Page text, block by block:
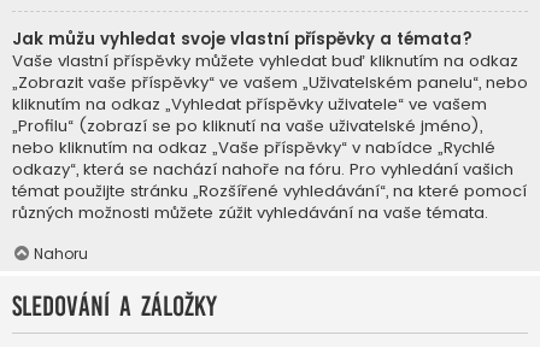
Jak můžu vyhledat svoje vlastní příspěvky a témata?
Vaše vlastní příspěvky můžete vyhledat buď kliknutím na odkaz
„Zobrazit vaše příspěvky“ ve vašem „Uživatelském panelu“, nebo
kliknutím na odkaz „Vyhledat příspěvky uživatele“ ve vašem
„Profilu“ (zobrazí se po kliknutí na vaše uživatelské jméno),
nebo kliknutím na odkaz „Vaše příspěvky“ v nabídce „Rychlé
odkazy“, která se nachází nahoře na fóru. Pro vyhledání vašich
témat použijte stránku „Rozšířené vyhledávání“, na které pomocí
různých možnosti můžete zúžit vyhledávání na vaše témata.
Nahoru
Sledování a záložky